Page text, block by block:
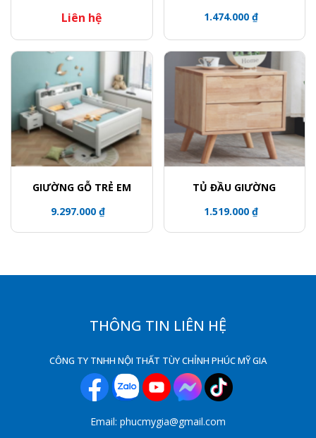
Liên hệ
1.474.000 ₫
GIƯỜNG GỖ TRẺ EM
9.297.000 ₫
TỦ ĐẦU GIƯỜNG
1.519.000 ₫
THÔNG TIN LIÊN HỆ
CÔNG TY TNHH NỘI THẤT TÙY CHỈNH PHÚC MỸ GIA
Email: phucmygia@gmail.com